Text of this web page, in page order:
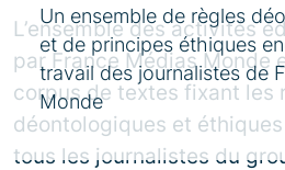
Un ensemble de règles
et de principes éthiques
travail des journalistes de
Monde
L’ensemble des activités
par France Médias Monde
corpus de textes fixant les
déontologiques et
tous les journalistes du